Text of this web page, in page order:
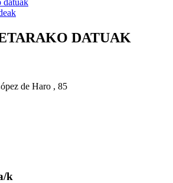
DATUAK
de Haro , 85
k